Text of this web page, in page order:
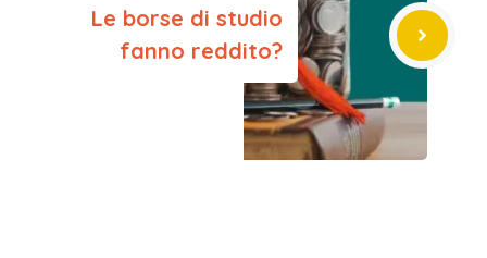
Le borse di studio
fanno reddito?